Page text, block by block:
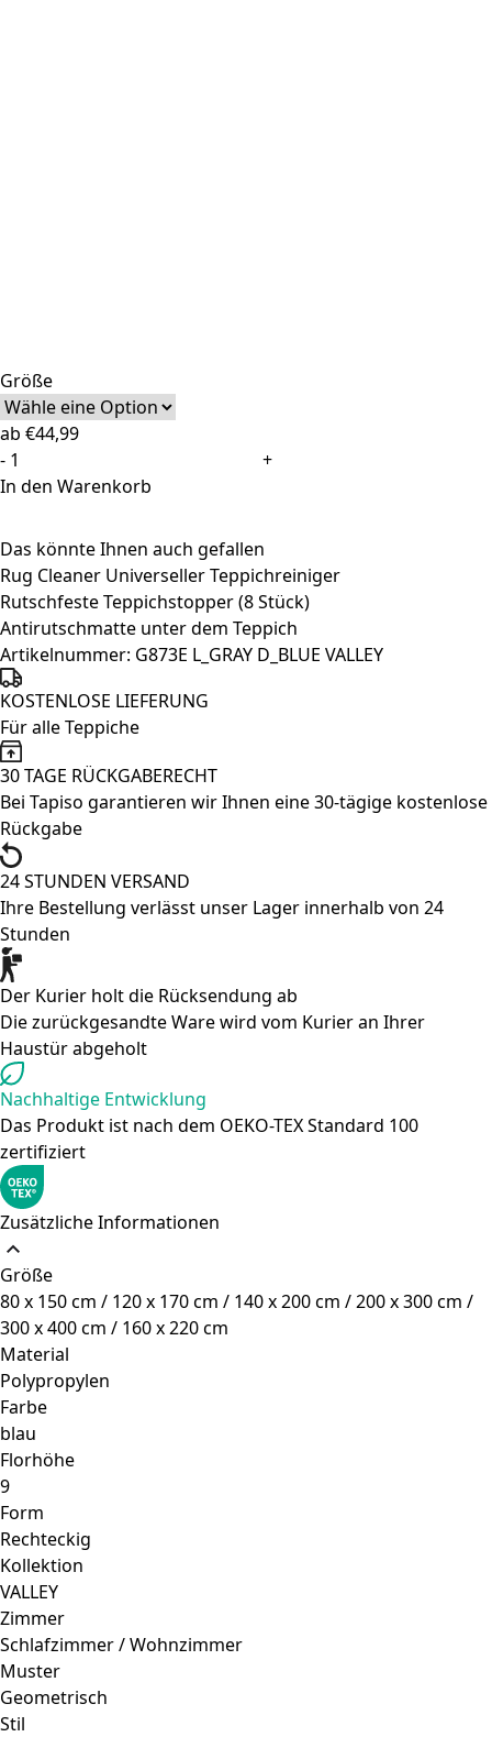
Größe
ab €44,99
Teppich
Valley
Blau
Geometrisch
Gitter
Menge
-
+
In den Warenkorb
Das könnte Ihnen auch gefallen
Rug Cleaner Universeller Teppichreiniger
Rutschfeste Teppichstopper (8 Stück)
Antirutschmatte unter dem Teppich
Artikelnummer: G873E L_GRAY D_BLUE VALLEY
KOSTENLOSE LIEFERUNG
Für alle Teppiche
30 TAGE RÜCKGABERECHT
Bei Tapiso garantieren wir Ihnen eine 30-tägige kostenlose
Rückgabe
24 STUNDEN VERSAND
Ihre Bestellung verlässt unser Lager innerhalb von 24
Stunden
Der Kurier holt die Rücksendung ab
Die zurückgesandte Ware wird vom Kurier an Ihrer
Haustür abgeholt
Nachhaltige Entwicklung
Das Produkt ist nach dem OEKO-TEX Standard 100
zertifiziert
Zusätzliche Informationen
Größe
80 x 150 cm / 120 x 170 cm / 140 x 200 cm / 200 x 300 cm /
300 x 400 cm / 160 x 220 cm
Material
Polypropylen
Farbe
blau
Florhöhe
9
Form
Rechteckig
Kollektion
VALLEY
Zimmer
Schlafzimmer / Wohnzimmer
Muster
Geometrisch
Stil